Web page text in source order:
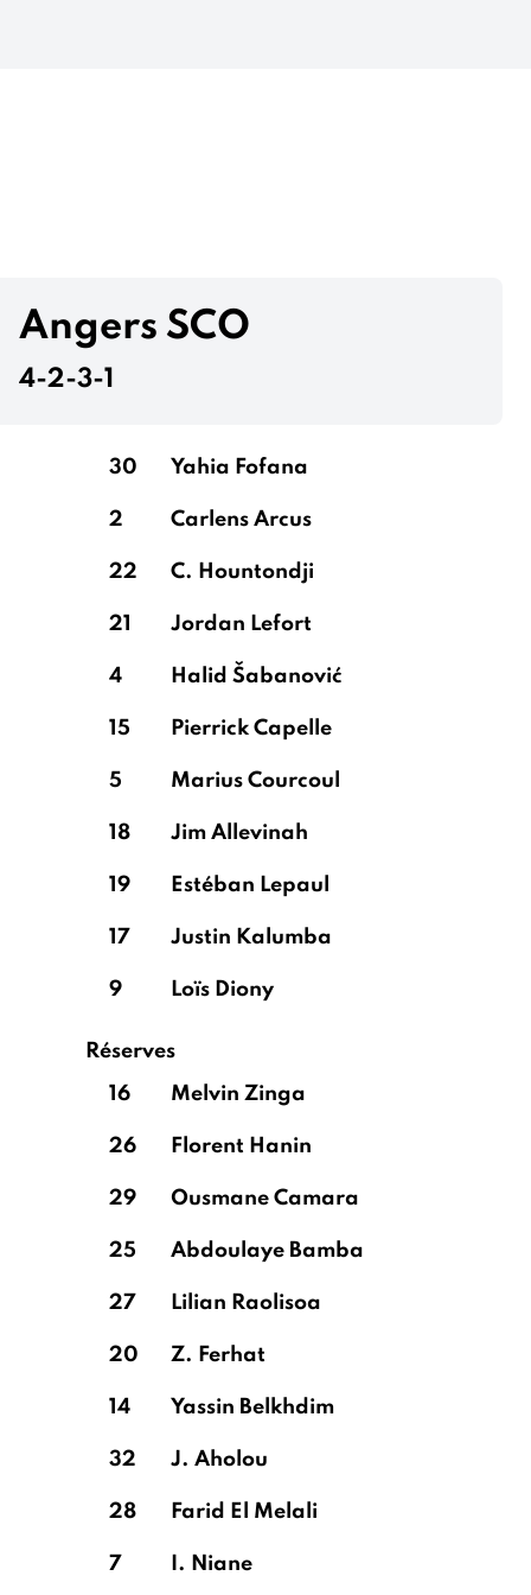
Angers SCO
4-2-3-1
30 Yahia Fofana
2 Carlens Arcus
22 C. Hountondji
21 Jordan Lefort
4 Halid Šabanović
15 Pierrick Capelle
5 Marius Courcoul
18 Jim Allevinah
19 Estéban Lepaul
17 Justin Kalumba
9 Loïs Diony
Réserves
16
Melvin Zinga
26 Florent Hanin
29 Ousmane Camara
25 Abdoulaye Bamba
27 Lilian Raolisoa
20 Z. Ferhat
14 Yassin Belkhdim
32 J. Aholou
28 Farid El Melali
7 I. Niane